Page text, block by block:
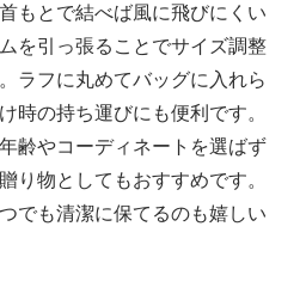
もとで結べば風に飛びにくい
を引っ張ることでサイズ調整
ラフに丸めてバッグに入れら
時の持ち運びにも便利です。
齢やコーディネートを選ばず
り物としてもおすすめです。
でも清潔に保てるのも嬉しい